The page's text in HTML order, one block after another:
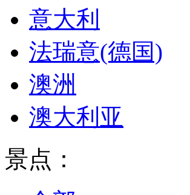
意大利
法瑞意(德国)
澳洲
澳大利亚
景点：